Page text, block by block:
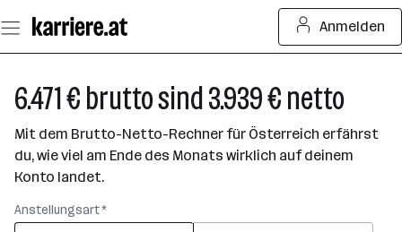
Seiteninhalt
springen
Anmelden
6.471 € brutto sind 3.939 € netto
Mit dem Brutto-Netto-Rechner für Österreich erfährst
du, wie viel am Ende des Monats wirklich auf deinem
Konto landet.
Anstellungsart *